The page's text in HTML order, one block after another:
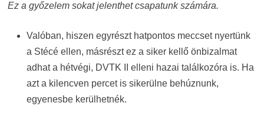
Ez a győzelem sokat jelenthet csapatunk számára.
Valóban, hiszen egyrészt hatpontos meccset nyertünk
a Stécé ellen, másrészt ez a siker kellő önbizalmat
adhat a hétvégi, DVTK II elleni hazai találkozóra is. Ha
azt a kilencven percet is sikerülne behúznunk,
egyenesbe kerülhetnék.